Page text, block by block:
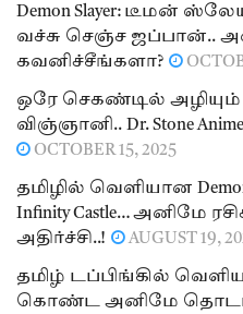
Demon Slayer: டீமன்
வச்சு செஞ்ச ஜப்பான்..
கவனிச்சீங்களா?
ஒரே செகண்டில்
விஞ்ஞானி.. Dr. Stone Anime
OCTOBER 15, 2025
தமிழில் வெளியான Demon
Infinity Castle… அனிமே
அதிர்ச்சி..!
AUGUST 19,
தமிழ் டப்பிங்கில்
கொண்ட அனிமே